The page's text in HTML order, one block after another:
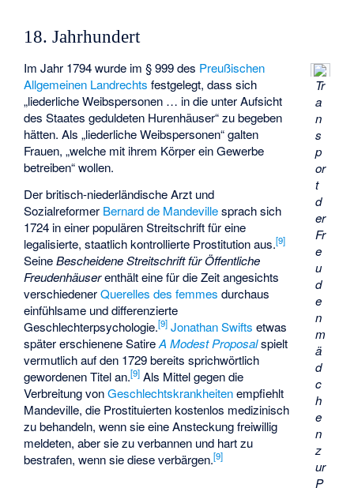
18. Jahrhundert
Tr
a
n
s
p
or
t
d
er
Fr
e
u
d
e
n
m
ä
d
c
h
e
n
z
ur
P
Im Jahr 1794 wurde im § 999 des Preußischen
Allgemeinen Landrechts festgelegt, dass sich
„liederliche Weibspersonen … in die unter Aufsicht
des Staates geduldeten Hurenhäuser“ zu begeben
hätten. Als „liederliche Weibspersonen“ galten
Frauen, „welche mit ihrem Körper ein Gewerbe
betreiben“ wollen.
Der britisch-niederländische Arzt und
Sozialreformer Bernard de Mandevillesprach sich
1724 in einer populären Streitschrift für eine
legalisierte, staatlich kontrollierte Prostitution aus.[9]
SeineBescheidene Streitschrift für Öffentliche
Freudenhäuserenthält eine für die Zeit angesichts
verschiedenerQuerelles des femmes durchaus
einfühlsame und differenzierte
Geschlechterpsychologie.[9] Jonathan Swifts etwas
später erschienene SatireA Modest Proposalspielt
vermutlich auf den 1729 bereits sprichwörtlich
gewordenen Titel an.[9] Als Mittel gegen die
Verbreitung vonGeschlechtskrankheitenempfiehlt
Mandeville, die Prostituierten kostenlos medizinisch
zu behandeln, wenn sie eine Ansteckung freiwillig
meldeten, aber sie zu verbannen und hart zu
bestrafen, wenn sie diese verbärgen.[9]